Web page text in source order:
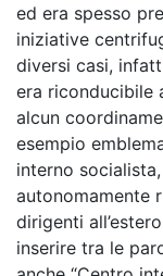
ed era spesso
iniziative
diversi casi,
era riconducibile
alcun
esempio
interno
autonomamente
dirigenti
inserire tra le